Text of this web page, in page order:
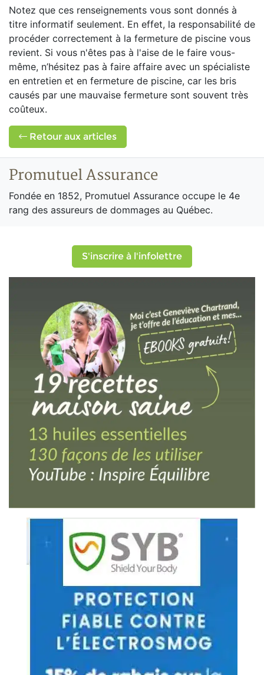
Notez que ces renseignements vous sont donnés à
titre informatif seulement. En effet, la responsabilité de
procéder correctement à la fermeture de piscine vous
revient. Si vous n'êtes pas à l'aise de le faire vous-
même, n’hésitez pas à faire affaire avec un spécialiste
en entretien et en fermeture de piscine, car les bris
causés par une mauvaise fermeture sont souvent très
coûteux.
Retour aux articles
Promutuel Assurance
Fondée en 1852, Promutuel Assurance occupe le 4e
rang des assureurs de dommages au Québec.
S'inscrire à l'infolettre